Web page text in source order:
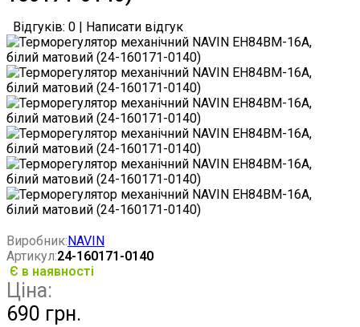
Відгуків: 0 Написати відгук
Виробник: NAVIN
Артикул:24-160171-0140
Є в наявності
Ціна:
690 грн.